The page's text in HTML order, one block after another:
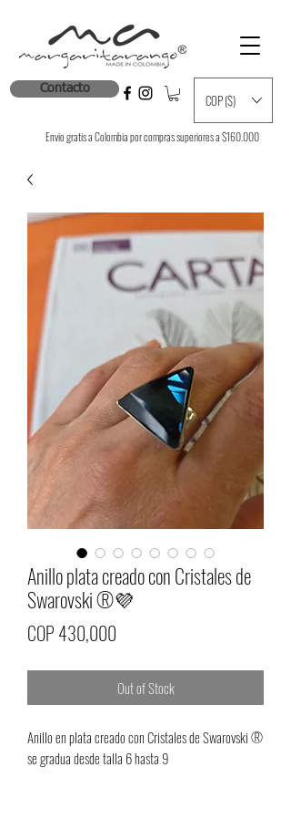
Contacto
COP ($)
Envio gratis a Colombia por compras superiores a $160.000
Anillo plata creado con Cristales de
Swarovski ®️💜
COP 430,000
Out of Stock
Anillo en plata creado con Cristales de Swarovski ®️
se gradua desde talla 6 hasta 9